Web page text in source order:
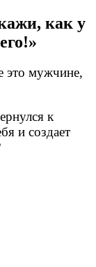
как у
это мужчине,
к
и создает